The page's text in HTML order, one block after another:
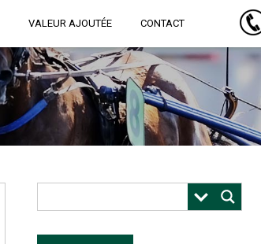
VALEUR AJOUTÉE CONTACT